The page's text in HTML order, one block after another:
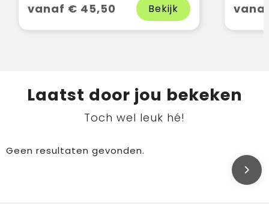
vanaf € 45,50 Bekijk
Laatst door jou bekeken
Toch wel leuk hé!
Geen resultaten gevonden.